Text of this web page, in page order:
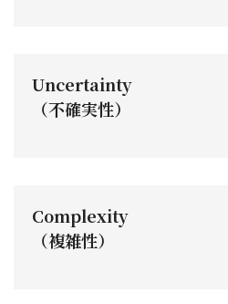
Uncertainty
（不確実性）
Complexity
（複雑性）